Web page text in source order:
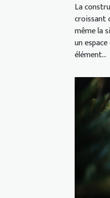
La
croissant
même la
un
élément...